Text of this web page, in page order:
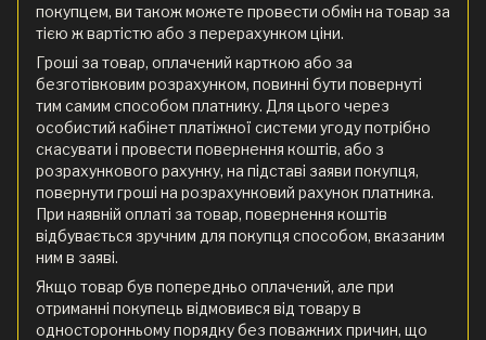
покупцем, ви також можете провести обмін на товар за
тією ж вартістю або з перерахунком ціни.
Гроші за товар, оплачений карткою або за
безготівковим розрахунком, повинні бути повернуті
тим самим способом платнику. Для цього через
особистий кабінет платіжної системи угоду потрібно
скасувати і провести повернення коштів, або з
розрахункового рахунку, на підставі заяви покупця,
повернути гроші на розрахунковий рахунок платника.
При наявній оплаті за товар, повернення коштів
відбувається зручним для покупця способом, вказаним
ним в заяві.
Якщо товар був попередньо оплачений, але при
отриманні покупець відмовився від товару в
односторонньому порядку без поважних причин, що